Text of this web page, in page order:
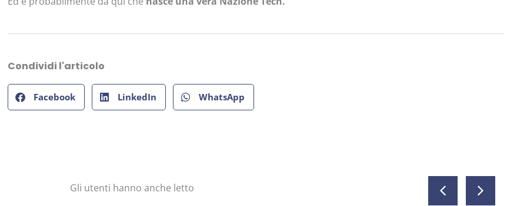
Condividi l'articolo
Facebook LinkedIn WhatsApp
Gli utenti hanno anche letto